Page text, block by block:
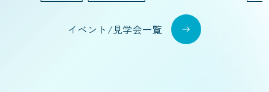
イベント/見学会一覧